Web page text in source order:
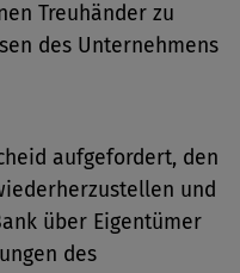
Treuhänder zu
des Unternehmens
aufgefordert, den
und
über Eigentümer
des